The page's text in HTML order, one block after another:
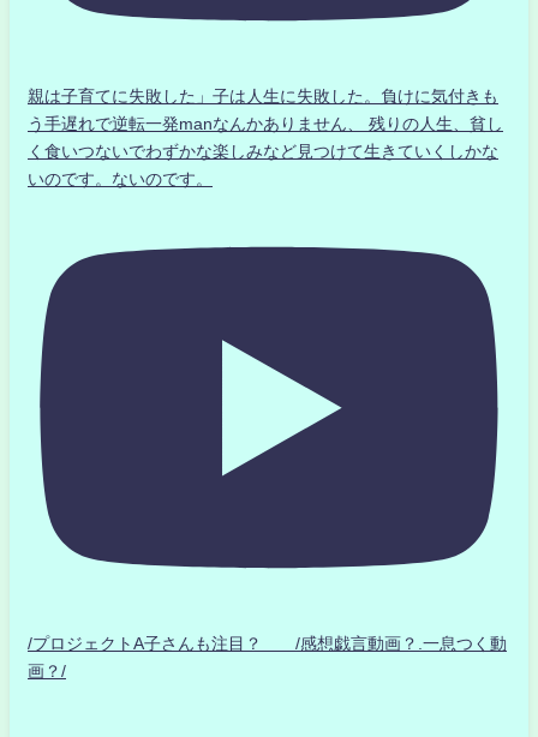
親は子育てに失敗した」子は人生に失敗した。負けに気付きも
う手遅れで逆転一発manなんかありません、 残りの人生、貧し
く食いつないでわずかな楽しみなど見つけて生きていくしかな
いのです。ないのです。
/プロジェクトA子さんも注目？ /感想戯言動画？.一息つく動
画？/